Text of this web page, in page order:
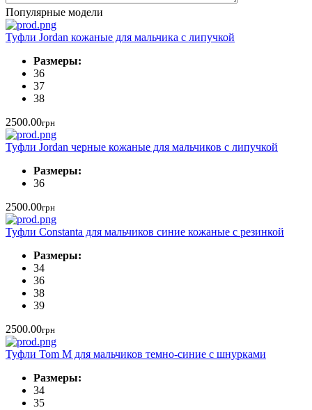
Популярные модели
Туфли Jordan кожаные для мальчика с липучкой
Размеры:
36
37
38
2500.00грн
Туфли Jordan черные кожаные для мальчиков с липучкой
Размеры:
36
2500.00грн
Туфли Constanta для мальчиков синие кожаные с резинкой
Размеры:
34
36
38
39
2500.00грн
Туфли Tom M для мальчиков темно-синие с шнурками
Размеры:
34
35